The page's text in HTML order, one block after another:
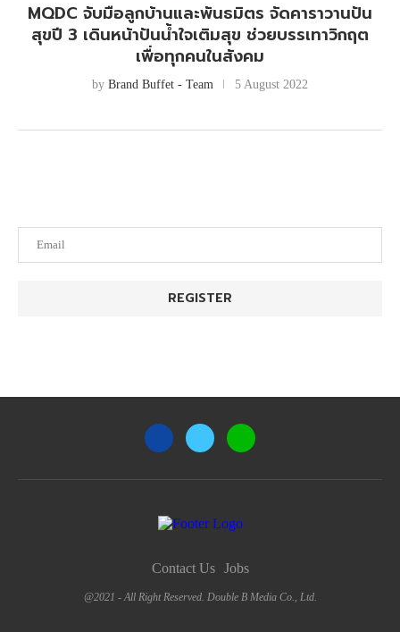
MQDC จับมือลูกบ้านและพันธมิตร จัดคาราวานปัน
สุขปี 3 เดินหน้าปันน้ำใจเติมสุข ช่วยบรรเทาวิกฤต
เพื่อทุกคนในสังคม
by Brand Buffet - Team 5 August 2022
Contact Us Jobs
@2021 - All Right Reserved. Double B Media Co., Ltd.